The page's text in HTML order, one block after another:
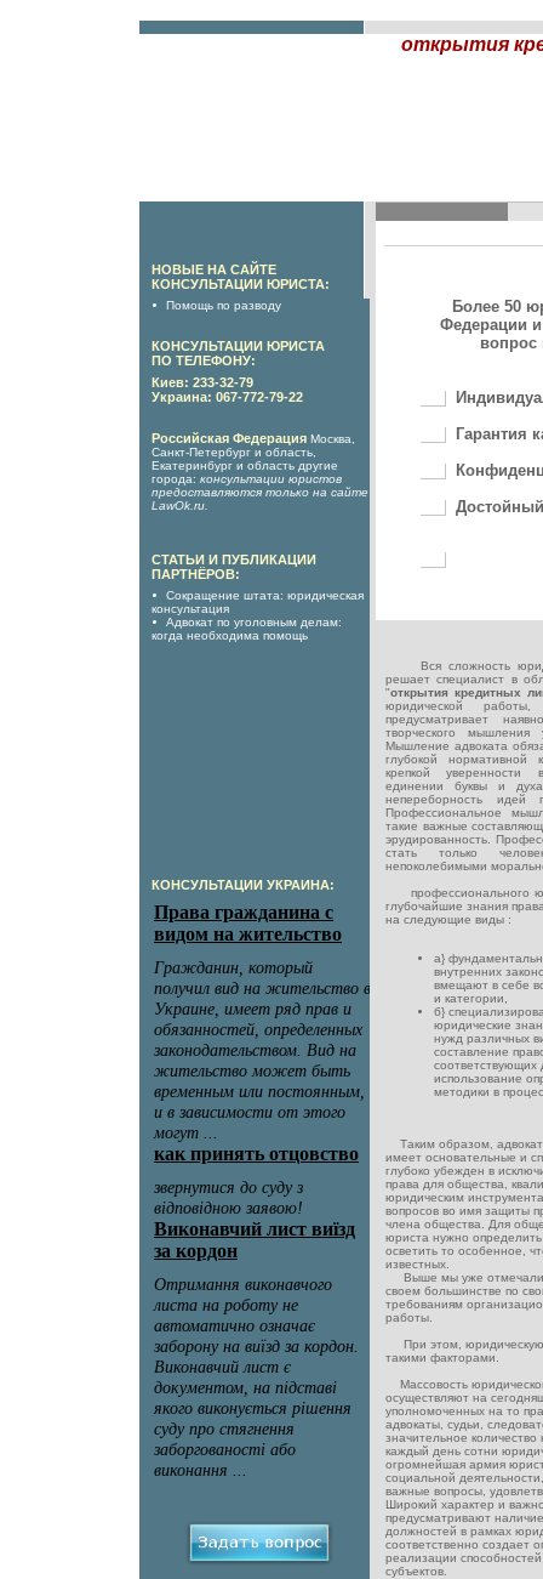
открытия
НОВЫЕ НА САЙТЕ
КОНСУЛЬТАЦИИ ЮРИСТА:
Помощь по разводу
КОНСУЛЬТАЦИИ ЮРИСТА
ПО ТЕЛЕФОНУ:
Киев: 233-32-79
Украина: 067-772-79-22
Российская Федерация Москва,
Санкт-Петербург и область,
Екатеринбург и область другие
города: консультации юристов
предоставляются только на сайте
LawOk.ru
СТАТЬИ И ПУБЛИКАЦИИ
ПАРТНЁРОВ:
Сокращение штата: юридическая
консультация
Адвокат по уголовным делам:
когда необходима помощь
КОНСУЛЬТАЦИИ УКРАИНА:
Более 50
Федерации
вопрос
Гарантия
Вся сложность
решает специалист в
"открытия кредитных
юридической
предусматривает
творческого мышления
Мышление адвоката
глубокой нормативной
крепкой уверенности
единении буквы и
непереборность идей
Профессиональное
такие важные
эрудированность.
стать только
непоколебимыми
профессионального
глубочайшие знания
на следующие виды :
а}
внутренних
вмещают в себе
и категории,
б}
юридические
нужд различных
составление
соответствующих
использование
методики в
Таким образом,
имеет основательные и
глубоко убежден в
права для общества,
юридическим
вопросов во имя защиты
члена общества. Для
юриста нужно определить
осветить то особенное,
известных.
Выше мы уже отмечали,
своем большинстве по
требованиям
работы.
При этом, юридическую
такими факторами.
Массовость
осуществляют на
уполномоченных на то
адвокаты, судьи,
значительное
каждый день сотни
огромнейшая армия
социальной
важные вопросы,
Широкий характер и
предусматривают
должностей в рамках
соответственно создает
реализации
субъектов.